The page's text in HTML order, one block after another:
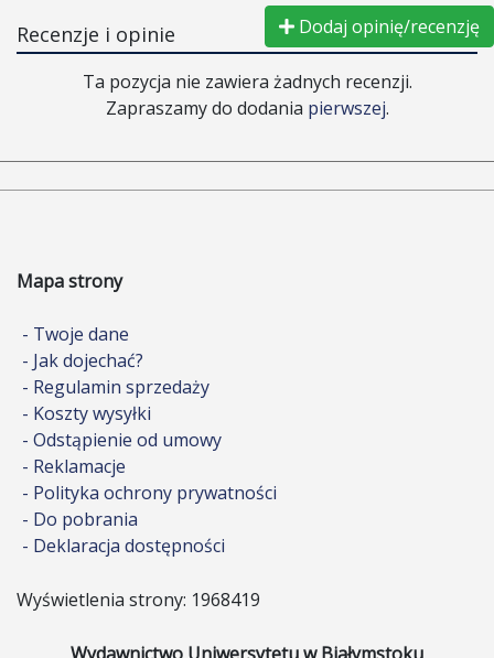
Recenzje i opinie Dodaj opinię/recenzję
Ta pozycja nie zawiera żadnych recenzji.
Zapraszamy do dodania pierwszej.
Mapa strony
- Twoje dane
- Jak dojechać?
- Regulamin sprzedaży
- Koszty wysyłki
- Odstąpienie od umowy
- Reklamacje
- Polityka ochrony prywatności
- Do pobrania
- Deklaracja dostępności
Wyświetlenia strony: 1968419